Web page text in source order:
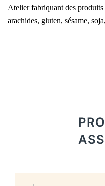
Atelier fabriquant des
arachides, gluten, sésame,